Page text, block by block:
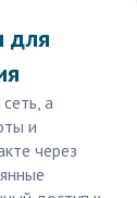
для
а
и
через